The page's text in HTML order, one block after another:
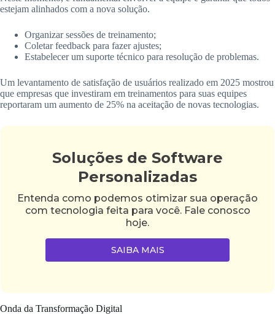
estejam alinhados com a nova solução.
Organizar sessões de treinamento;
Coletar feedback para fazer ajustes;
Estabelecer um suporte técnico para resolução de problemas.
Um levantamento de satisfação de usuários realizado em 2025 mostrou
que empresas que investiram em treinamentos para suas equipes
reportaram um aumento de 25% na aceitação de novas tecnologias.
Soluções de Software
Personalizadas
Entenda como podemos otimizar sua operação
com tecnologia feita para você. Fale conosco
hoje.
SAIBA MAIS
Onda da Transformação Digital